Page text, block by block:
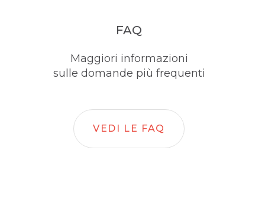
FAQ
Maggiori informazioni
sulle domande più frequenti
VEDI LE FAQ